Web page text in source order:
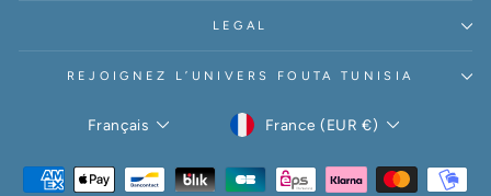
LEGAL
REJOIGNEZ L’UNIVERS FOUTA TUNISIA
LANGUE
Français DEVISE
France (EUR €)